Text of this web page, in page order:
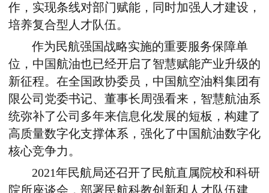
作，实现条线对部门赋能，同时加强人才建设，
培养复合型人才队伍。
作为民航强国战略实施的重要服务保障单
位，中国航油也已经开启了智慧赋能产业升级的
新征程。在全国政协委员，中国航空油料集团有
限公司党委书记、董事长周强看来，智慧航油系
统弥补了公司多年来信息化发展的短板，构建了
高质量数字化支撑体系，强化了中国航油数字化
核心竞争力。
2021年民航局还召开了民航直属院校和科研
院所座谈会，部署民航科教创新和人才队伍建